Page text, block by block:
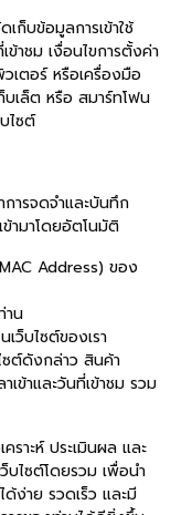
ก็บข้อมูลการเข้าใช้
ข้าชม เงื่อนไขการตั้งค่า
ตอร์ หรือเครื่องมือ
บเล็ต หรือ สมาร์ทโฟน
ไซต์
การจดจำและบันทึก
ามาโดยอัตโนมัติ
Address) ของ
าน
ว็บไซต์ของเรา
ซต์ดังกล่าว สินค้า
ข้าและวันที่เข้าชม รวม
ราะห์ ประเมินผล และ
บไซต์โดยรวม เพื่อนำ
ง่าย รวดเร็ว และมี